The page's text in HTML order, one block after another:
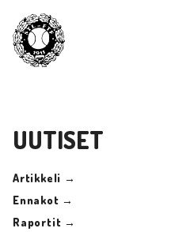
UUTISET
Artikkeli →
Ennakot →
Raportit →